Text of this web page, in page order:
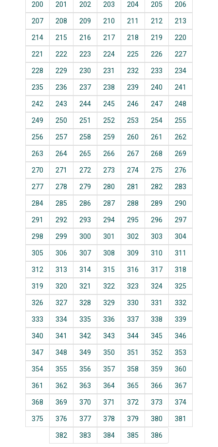
200 201 202 203 204 205 206
207 208 209 210 211 212 213
214 215 216 217 218 219 220
221 222 223 224 225 226 227
228 229 230 231 232 233 234
235 236 237 238 239 240 241
242 243 244 245 246 247 248
249 250 251 252 253 254 255
256 257 258 259 260 261 262
263 264 265 266 267 268 269
270 271 272 273 274 275 276
277 278 279 280 281 282 283
284 285 286 287 288 289 290
291 292 293 294 295 296 297
298 299 300 301 302 303 304
305 306 307 308 309 310 311
312 313 314 315 316 317 318
319 320 321 322 323 324 325
326 327 328 329 330 331 332
333 334 335 336 337 338 339
340 341 342 343 344 345 346
347 348 349 350 351 352 353
354 355 356 357 358 359 360
361 362 363 364 365 366 367
368 369 370 371 372 373 374
375 376 377 378 379 380 381
382 383 384 385 386